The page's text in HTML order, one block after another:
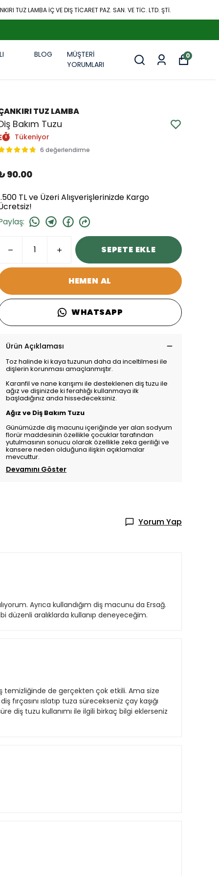
TUZ LAMBA İÇ VE DIŞ TİCARET PAZ. SAN. VE TİC. LTD. ŞTİ.
BLOG
MÜŞTERİ
YORUMLARI
0
TUZ LAMBA
Bakım Tuzu
Tükeniyor
6 değerlendirme
90.00
TL ve Üzeri Alışverişlerinizde Kargo
:
SEPETE EKLE
HEMEN AL
WHATSAPP
Ürün Açıklaması
Toz halinde ki kaya tuzunun daha da inceltilmesi ile
dişlerin korunması amaçlanmıştır.
Karanfil ve nane karışımı ile desteklenen diş tuzu ile
ağız ve dişinizde ki ferahlığı kullanmaya ilk
başladığınız anda hissedeceksiniz.
Ağız ve Diş Bakım Tuzu
Günümüzde diş macunu içeriğinde yer alan sodyum
florür maddesinin özellikle çocuklar tarafından
yutulmasının sonucu olarak özellikle zeka geriliği ve
kansere neden olduğuna ilişkin açıklamalar
mevcuttur.
Devamını Göster
Yorum Yap
Ayrıca kullandığım diş macunu da Ersağ.
düzenli aralıklarda kullanıp deneyeceğim.
temizliğinde de gerçekten çok etkili. Ama size
ıslatıp tuza sürecekseniz çay kaşığı
diş tuzu kullanımı ile ilgili birkaç bilgi eklerseniz